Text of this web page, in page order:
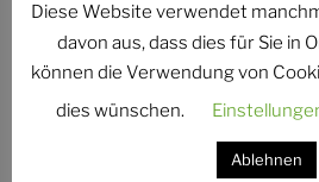
Welche Arten von Cookies
Unverzichtbar: Einige Cookies
Sie die volle Funktionalität
können. Sie ermöglichen es uns,
aufrechtzuerhalten und
Diese Website verwendet
davon aus, dass dies für Sie in
können die Verwendung von
dies wünschen.
Ablehnen